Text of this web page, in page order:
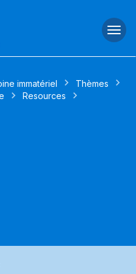
immatériel
Thèmes
Resources